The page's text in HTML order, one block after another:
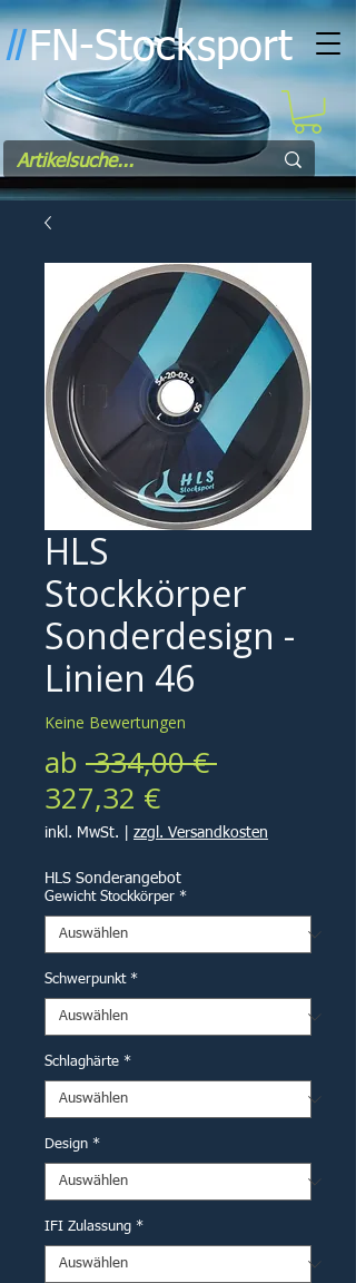
ll FN-Stocksport
HLS
Stockkörper
Sonderdesign -
Linien 46
Keine Bewertungen
ab 334,00 €
327,32 €Sale-
Preis
inkl. MwSt. zzgl. Versandkosten
HLS Sonderangebot
Gewicht Stockkörper *
Schwerpunkt *
Schlaghärte *
Design *
IFI Zulassung *